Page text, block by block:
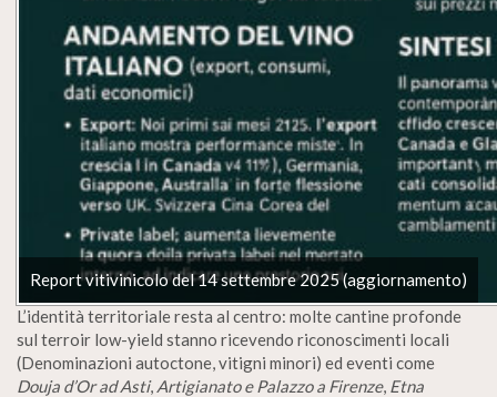
Report vitivinicolo del 14 settembre 2025 (aggiornamento)
L’identità territoriale resta al centro: molte cantine profonde
sul terroir low-yield stanno ricevendo riconoscimenti locali
(Denominazioni autoctone, vitigni minori) ed eventi come
Douja d’Or ad Asti, Artigianato e Palazzo a Firenze, Etna